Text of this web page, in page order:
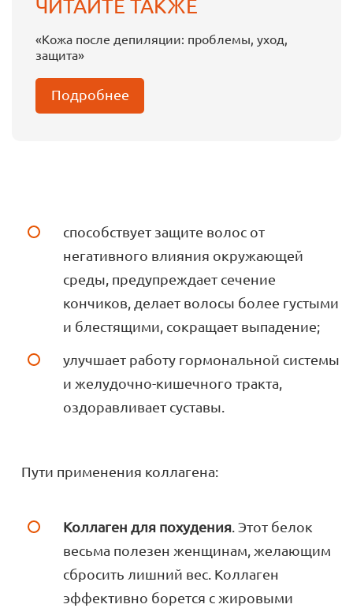
ЧИТАЙТЕ ТАКЖЕ
«Кожа после депиляции: проблемы, уход,
защита»
Подробнее
способствует защите волос от
негативного влияния окружающей
среды, предупреждает сечение
кончиков, делает волосы более густыми
и блестящими, сокращает выпадение;
улучшает работу гормональной системы
и желудочно-кишечного тракта,
оздоравливает суставы.
Пути применения коллагена:
Коллаген для похудения . Этот белок
весьма полезен женщинам, желающим
сбросить лишний вес. Коллаген
эффективно борется с жировыми